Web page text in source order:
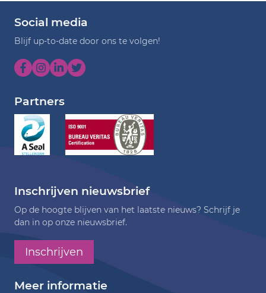
Social media
Blijf up-to-date door ons te volgen!
Partners
Inschrijven nieuwsbrief
Op de hoogte blijven van het laatste nieuws? Schrijf je
dan in op onze nieuwsbrief.
Inschrijven
Meer informatie